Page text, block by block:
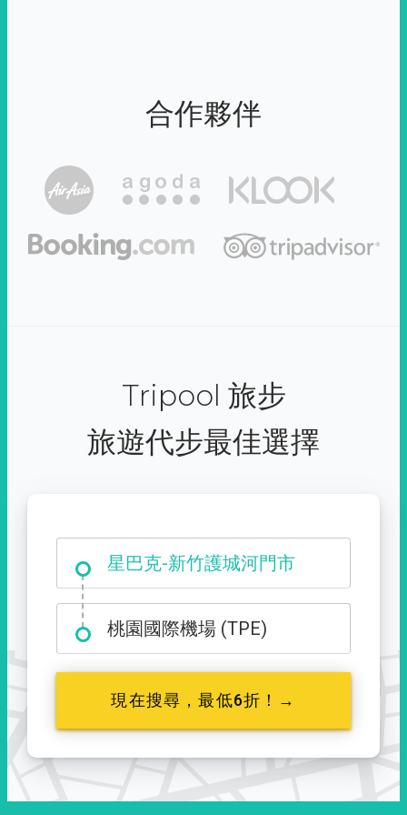
合作夥伴
Tripool 旅步
旅遊代步最佳選擇
星巴克-新竹護城河門市
大霸尖山登山口
桃園國際機場 (TPE)
現在搜尋，最低6折！→